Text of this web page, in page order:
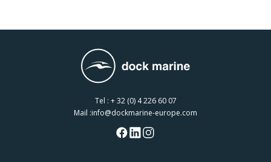
Tel : + 32 (0) 4 226 60 07
Mail :info@dockmarine-europe.com